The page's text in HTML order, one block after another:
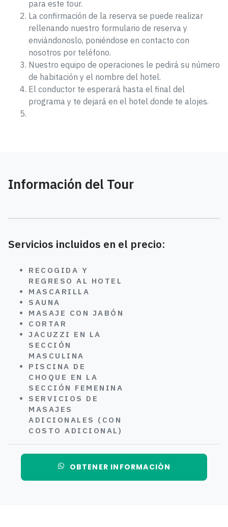
para este tour.
La confirmación de la reserva se puede realizar
rellenando nuestro formulario de reserva y
enviándonoslo, poniéndose en contacto con
nosotros por teléfono.
Nuestro equipo de operaciones le pedirá su número
de habitación y el nombre del hotel.
El conductor te esperará hasta el final del
programa y te dejará en el hotel donde te alojes.
Información del Tour
Servicios incluidos en el precio:
RECOGIDA Y
REGRESO AL HOTEL
MASCARILLA
SAUNA
MASAJE CON JABÓN
CORTAR
JACUZZI EN LA
SECCIÓN
MASCULINA
PISCINA DE
CHOQUE EN LA
SECCIÓN FEMENINA
SERVICIOS DE
MASAJES
ADICIONALES (CON
COSTO ADICIONAL)
OBTENER INFORMACIÓN